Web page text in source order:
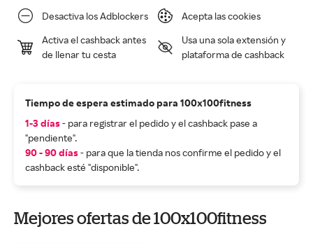
Desactiva los Adblockers Acepta las cookies
Activa el cashback antes
de llenar tu cesta
Usa una sola extensión y
plataforma de cashback
Tiempo de espera estimado para 100x100fitness
1-3 días- para registrar el pedido y el cashback pase a
"pendiente".
90 - 90 días- para que la tienda nos confirme el pedido y el
cashback esté "disponible".
Mejores ofertas de 100x100fitness